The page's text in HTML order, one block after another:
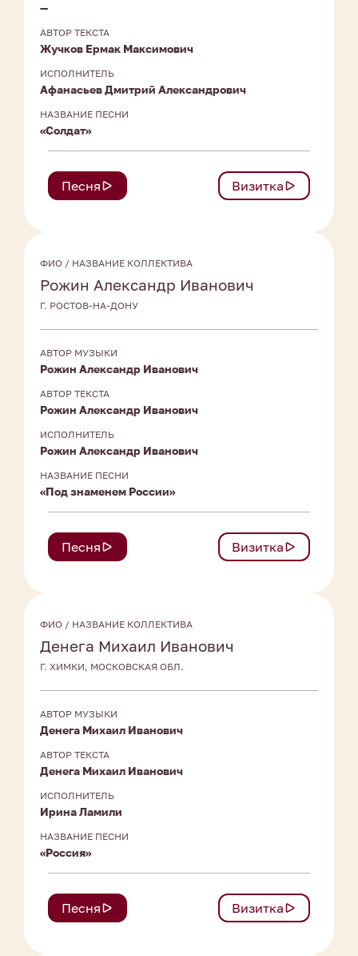
—
АВТОР ТЕКСТА
Жучков Ермак Максимович
ИСПОЛНИТЕЛЬ
Афанасьев Дмитрий Александрович
НАЗВАНИЕ ПЕСНИ
«Солдат»
Песня Визитка
ФИО / НАЗВАНИЕ КОЛЛЕКТИВА
Рожин Александр Иванович
Г. РОСТОВ-НА-ДОНУ
АВТОР МУЗЫКИ
Рожин Александр Иванович
АВТОР ТЕКСТА
Рожин Александр Иванович
ИСПОЛНИТЕЛЬ
Рожин Александр Иванович
НАЗВАНИЕ ПЕСНИ
«Под знаменем России»
Песня Визитка
ФИО / НАЗВАНИЕ КОЛЛЕКТИВА
Денега Михаил Иванович
Г. ХИМКИ, МОСКОВСКАЯ ОБЛ.
АВТОР МУЗЫКИ
Денега Михаил Иванович
АВТОР ТЕКСТА
Денега Михаил Иванович
ИСПОЛНИТЕЛЬ
Ирина Ламили
НАЗВАНИЕ ПЕСНИ
«Россия»
Песня Визитка